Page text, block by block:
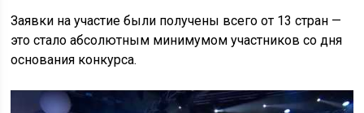
Заявки на участие были получены всего от 13 стран —
это стало абсолютным минимумом участников со дня
основания конкурса.